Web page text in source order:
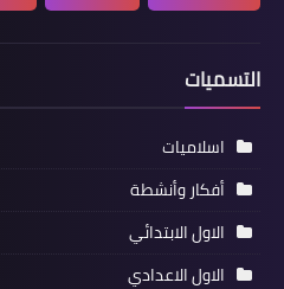
التسميات
اسلاميات
أفكار وأنشطة
الاول الابتدائي
الاول الاعدادي